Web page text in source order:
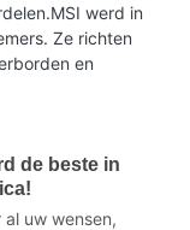
werd in
Ze richten
en
de beste in
uw wensen,